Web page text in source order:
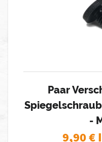
Paar
-
9,90€